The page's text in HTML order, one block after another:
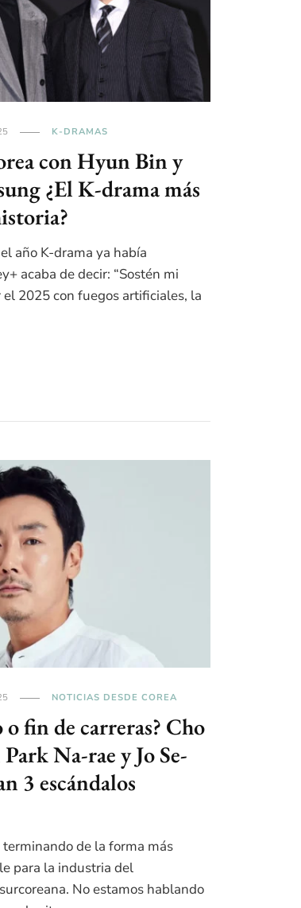
K-DRAMAS
con Hyun Bin y
¿El K-drama más
año K-drama ya había
acaba de decir: “Sostén mi
el 2025 con fuegos artificiales, la
NOTICIAS DESDE COREA
o fin de carreras? Cho
Na-rae y Jo Se-
3 escándalos
de la forma más
para la industria del
No estamos hablando